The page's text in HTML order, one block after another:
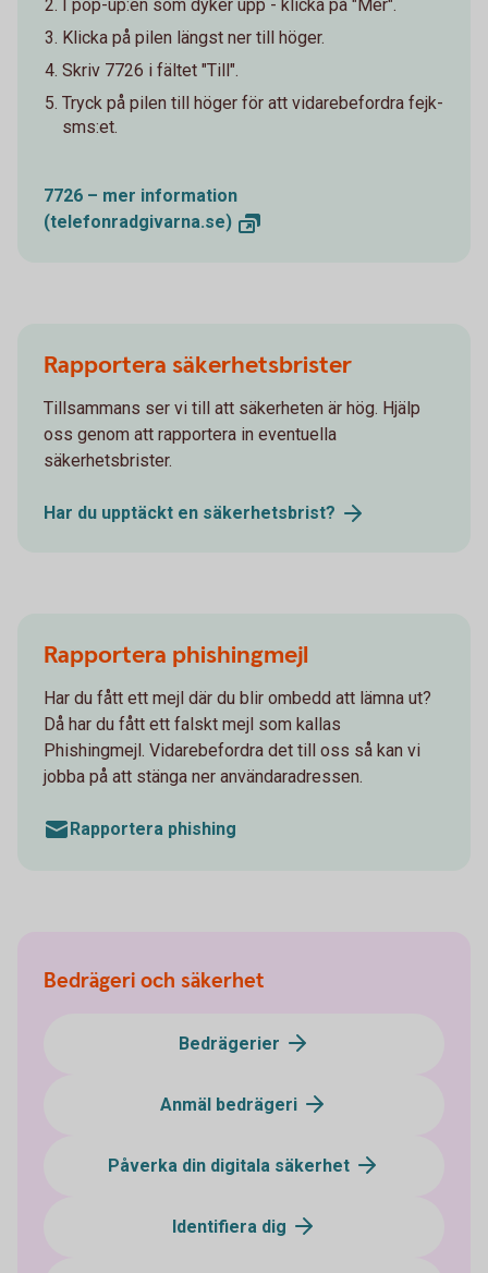
I pop-up:en som dyker upp - klicka på "Mer".
Klicka på pilen längst ner till höger.
Skriv 7726 i fältet "Till".
Tryck på pilen till höger för att vidarebefordra fejk-
sms:et.
7726 – mer information
(telefonradgivarna.se)
Rapportera säkerhetsbrister
Tillsammans ser vi till att säkerheten är hög. Hjälp
oss genom att rapportera in eventuella
säkerhetsbrister.
Har du upptäckt en säkerhetsbrist?
Rapportera phishingmejl
Har du fått ett mejl där du blir ombedd att lämna ut?
Då har du fått ett falskt mejl som kallas
Phishingmejl. Vidarebefordra det till oss så kan vi
jobba på att stänga ner användaradressen.
Rapportera phishing
Bedrägeri och säkerhet
Bedrägerier
Anmäl bedrägeri
Påverka din digitala säkerhet
Identifiera dig